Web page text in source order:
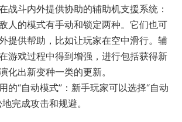
战斗内外提供协助的辅助机支援系统：
人的模式有手动和锁定两种。它们也可
提供帮助，比如让玩家在空中滑行。辅
游戏过程中得到增强，进行包括获得新
化出新变种一类的更新。
的“自动模式”：新手玩家可以选择“自动
完成攻击和规避。